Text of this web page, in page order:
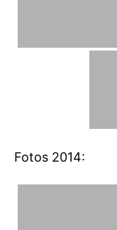
Fotos 2014: